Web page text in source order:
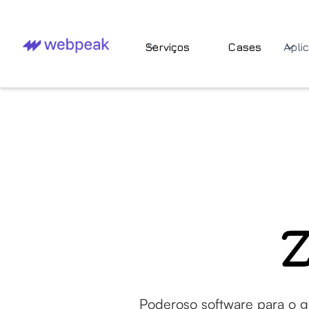
Serviços Cases
Poderoso software para o